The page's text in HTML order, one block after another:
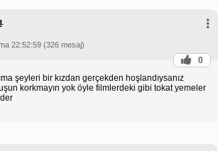
22:52:59 (326 mesaj)
0
şeyleri bir kızdan gerçekden hoşlandıysanız
korkmayın yok öyle filmlerdeki gibi tokat yemeler